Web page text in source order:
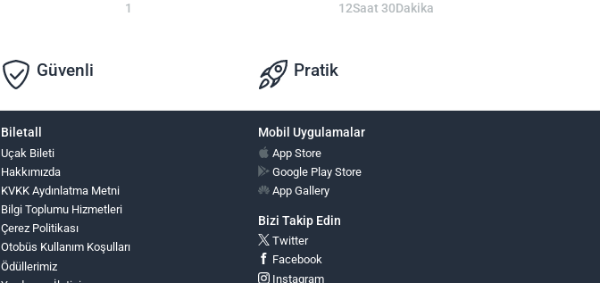
1 12Saat 30Dakika
Güvenli Pratik
Biletall
Uçak Bileti
Hakkımızda
KVKK Aydınlatma Metni
Bilgi Toplumu Hizmetleri
Çerez Politikası
Otobüs Kullanım Koşulları
Ödüllerimiz
Mobil Uygulamalar
App Store
Google Play Store
App Gallery
Bizi Takip Edin
Twitter
Facebook
Instagram